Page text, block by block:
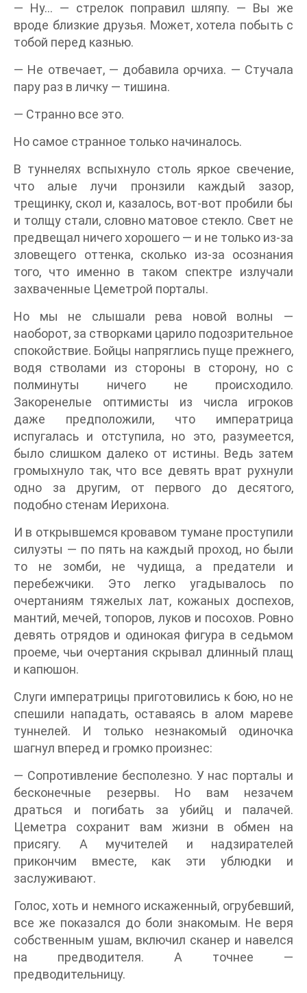
— Ну… — стрелок поправил шляпу. — Вы же
вроде близкие друзья. Может, хотела побыть с
тобой перед казнью.
— Не отвечает, — добавила орчиха. — Стучала
пару раз в личку — тишина.
— Странно все это.
Но самое странное только начиналось.
В туннелях вспыхнуло столь яркое свечение,
что алые лучи пронзили каждый зазор,
трещинку, скол и, казалось, вот-вот пробили бы
и толщу стали, словно матовое стекло. Свет не
предвещал ничего хорошего — и не только из-за
зловещего оттенка, сколько из-за осознания
того, что именно в таком спектре излучали
захваченные Цеметрой порталы.
Но мы не слышали рева новой волны —
наоборот, за створками царило подозрительное
спокойствие. Бойцы напряглись пуще прежнего,
водя стволами из стороны в сторону, но с
полминуты ничего не происходило.
Закоренелые оптимисты из числа игроков
даже предположили, что императрица
испугалась и отступила, но это, разумеется,
было слишком далеко от истины. Ведь затем
громыхнуло так, что все девять врат рухнули
одно за другим, от первого до десятого,
подобно стенам Иерихона.
И в открывшемся кровавом тумане проступили
силуэты — по пять на каждый проход, но были
то не зомби, не чудища, а предатели и
перебежчики. Это легко угадывалось по
очертаниям тяжелых лат, кожаных доспехов,
мантий, мечей, топоров, луков и посохов. Ровно
девять отрядов и одинокая фигура в седьмом
проеме, чьи очертания скрывал длинный плащ
и капюшон.
Слуги императрицы приготовились к бою, но не
спешили нападать, оставаясь в алом мареве
туннелей. И только незнакомый одиночка
шагнул вперед и громко произнес:
— Сопротивление бесполезно. У нас порталы и
бесконечные резервы. Но вам незачем
драться и погибать за убийц и палачей.
Цеметра сохранит вам жизни в обмен на
присягу. А мучителей и надзирателей
прикончим вместе, как эти ублюдки и
заслуживают.
Голос, хоть и немного искаженный, огрубевший,
все же показался до боли знакомым. Не веря
собственным ушам, включил сканер и навелся
на предводителя. А точнее —
предводительницу.